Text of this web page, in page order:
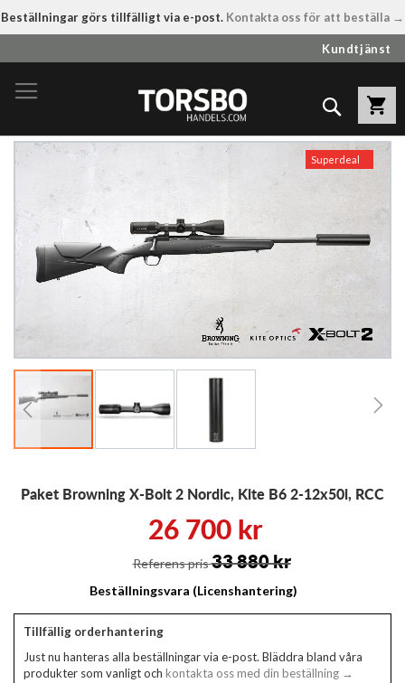
Beställningar görs tillfälligt via e-post. Kontakta oss för att beställa →
till
innehållet
Kundtjänst
Sök
Hoppa
till
bildgalleriet
Superdeal
tillPaket Browning X-Bolt 2 Nordic, Kite B6 2-12x50i, RCC
26 700 kr
Referens pris33 880 kr
Beställningsvara (Licenshantering)
Tillfällig orderhantering
Just nu hanteras alla beställningar via e-post. Bläddra bland våra
produkter som vanligt och kontakta oss med din beställning →